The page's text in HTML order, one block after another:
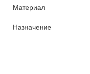
Материал
Назначение